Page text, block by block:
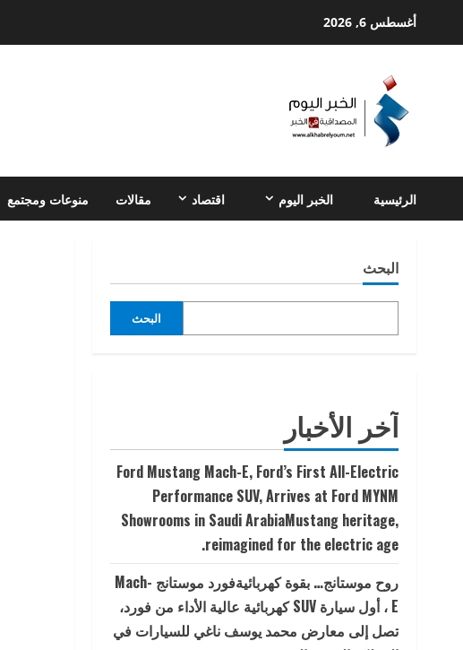
أغسطس 6, 2026
الرئيسية الخبر اليوم اقتصاد مقالات منوعات ومجتمع
البحث
البحث
آخر الأخبار
Ford Mustang Mach-E, Ford’s First All-Electric
Performance SUV, Arrives at Ford MYNM
Showrooms in Saudi ArabiaMustang heritage,
reimagined for the electric age.
روح موستانج… بقوة كهربائيةفورد موستانج Mach-
E ، أول سيارة SUV كهربائية عالية الأداء من فورد،
تصل إلى معارض محمد يوسف ناغي للسيارات في